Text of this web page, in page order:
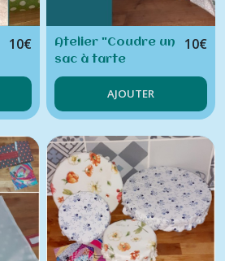
10€
Atelier "Coudre un
sac à tarte
polyvalent et
ajustable"
10€
AJOUTER